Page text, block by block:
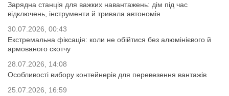
Зарядна станція для важких навантажень: дім під час
відключень, інструменти й тривала автономія
30.07.2026, 00:43
Екстремальна фіксація: коли не обійтися без алюмінієвого й
армованого скотчу
28.07.2026, 14:08
Особливості вибору контейнерів для перевезення вантажів
25.07.2026, 16:59